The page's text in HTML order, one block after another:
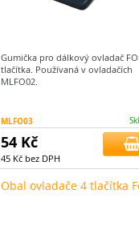
Gumička pro dálkový ovladač
tlačítka. Používaná v ovladačích
MLFO02.
MLFO03
54 Kč
45 Kč bez DPH
Obal ovladače 4 tlačítka